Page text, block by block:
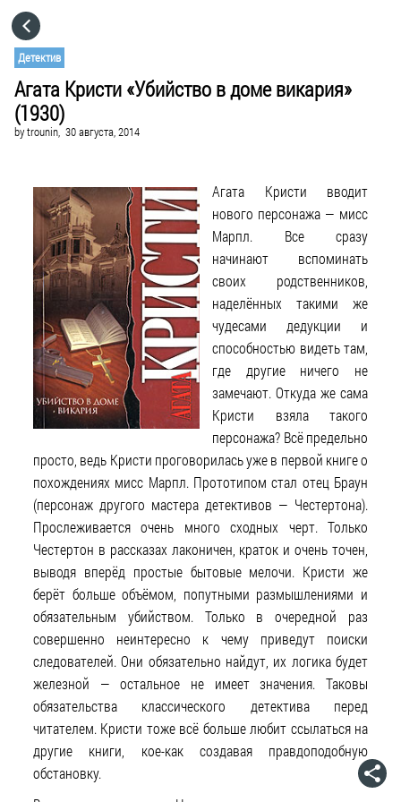
Детектив
Агата Кристи «Убийство в доме викария»
(1930)
bytrounin, 30 августа, 2014
Агата Кристи вводит
нового персонажа — мисс
Марпл. Все сразу
начинают вспоминать
своих родственников,
наделённых такими же
чудесами дедукции и
способностью видеть там,
где другие ничего не
замечают. Откуда же сама
Кристи взяла такого
персонажа? Всё предельно
просто, ведь Кристи проговорилась уже в первой книге о
похождениях мисс Марпл. Прототипом стал отец Браун
(персонаж другого мастера детективов — Честертона).
Прослеживается очень много сходных черт. Только
Честертон в рассказах лаконичен, краток и очень точен,
выводя вперёд простые бытовые мелочи. Кристи же
берёт больше объёмом, попутными размышлениями и
обязательным убийством. Только в очередной раз
совершенно неинтересно к чему приведут поиски
следователей. Они обязательно найдут, их логика будет
железной — остальное не имеет значения. Таковы
обязательства классического детектива перед
читателем. Кристи тоже всё больше любит ссылаться на
другие книги, кое-как создавая правдоподобную
обстановку.
CATEGORIES
VISIT WEBSITE